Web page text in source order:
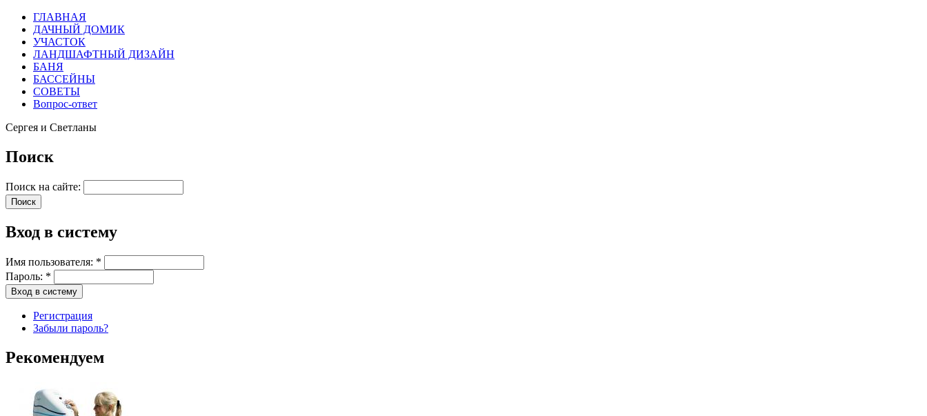
ГЛАВНАЯ
ДАЧНЫЙ ДОМИК
УЧАСТОК
ЛАНДШАФТНЫЙ ДИЗАЙН
БАНЯ
БАССЕЙНЫ
СОВЕТЫ
Вопрос-ответ
Сергея и Светланы
Поиск
Поиск на сайте:
Вход в систему
Имя пользователя: *
Пароль: *
Регистрация
Забыли пароль?
Рекомендуем